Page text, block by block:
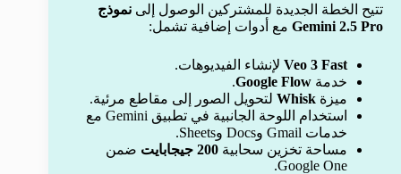
تتيح الخطة الجديدة للمشتركين الوصول إلى نموذج
Gemini 2.5 Pro مع أدوات إضافية تشمل:
Veo 3 Fast لإنشاء الفيديوهات.
خدمة Google Flow
.
ميزة Whisk لتحويل الصور إلى مقاطع مرئية.
استخدام اللوحة الجانبية في تطبيق Gemini مع
خدمات Gmail وDocs وSheets.
مساحة تخزين سحابية 200 جيجابايت
ضمن
Google One.